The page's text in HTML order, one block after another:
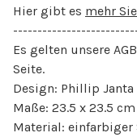
Hier gibt es mehr
Es gelten unsere
Seite.
Design: Phillip
Maße: 23.5 x 23.5 cm
Material: einfarbiger